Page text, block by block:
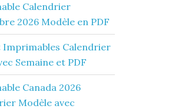
Calendrier
2026 Modèle en PDF
Calendrier
Semaine et PDF
Canada 2026
Modèle avec